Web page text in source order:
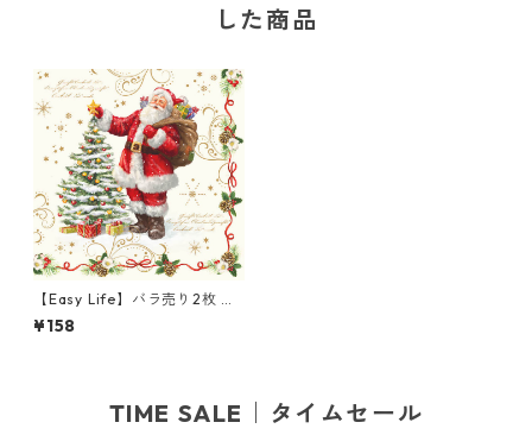
した商品
【Easy Life】バラ売り2枚 ラ
ンチサイズ ペーパーナプキン
Magic Christmas クリーム
¥158
TIME SALE｜タイムセール